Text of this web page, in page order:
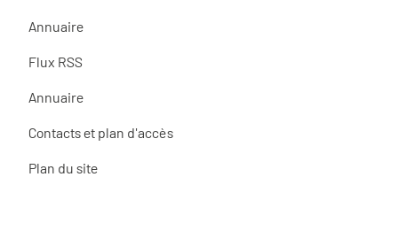
Annuaire
Flux RSS
Annuaire
Contacts et plan d'accès
Plan du site